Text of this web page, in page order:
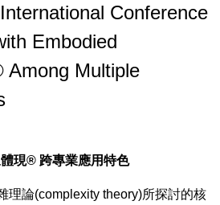
Conference
Embodied
Among Multiple
現® 跨專業應用特色
理論(complexity theory)所探討的核